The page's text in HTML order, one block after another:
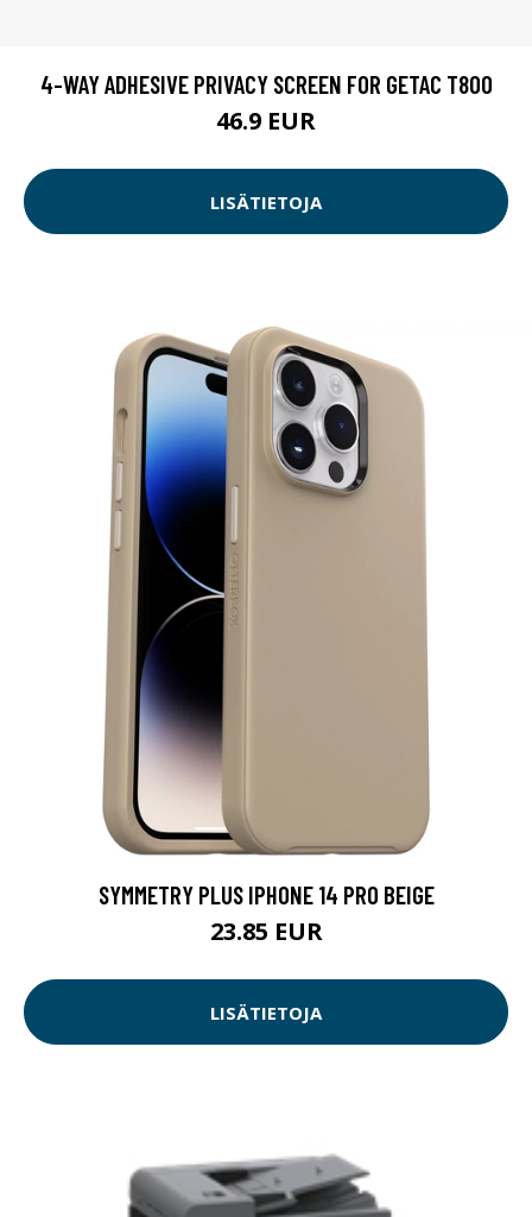
4-WAY ADHESIVE PRIVACY SCREEN FOR GETAC T800
46.9 EUR
LISÄTIETOJA
SYMMETRY PLUS IPHONE 14 PRO BEIGE
23.85 EUR
LISÄTIETOJA